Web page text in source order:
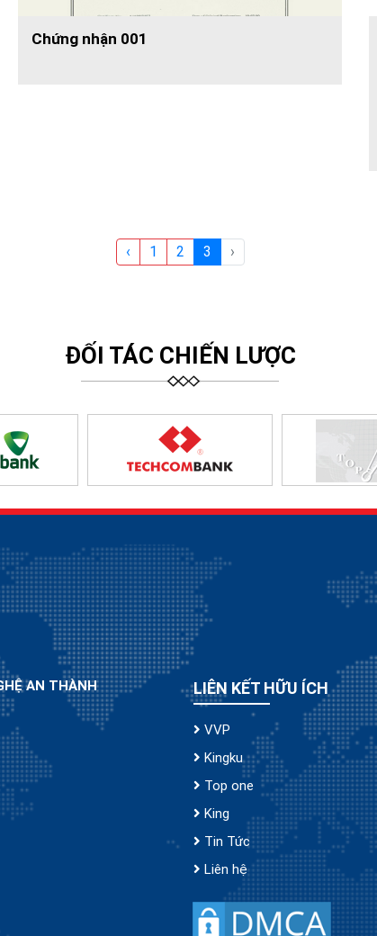
Chứng nhận 001
‹ 1 2 3 ›
ĐỐI TÁC CHIẾN LƯỢC
AN THÀNH
LIÊN KẾT HỮU ÍCH
VVP
Kingku
Top one
King
Tin Tức
Liên hệ